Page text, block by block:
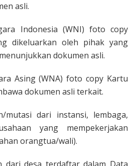
asli.
Indonesia (WNI) foto copy
dikeluarkan oleh pihak yang
dokumen asli.
Asing (WNA) foto copy Kartu
dokumen asli terkait.
mutasi dari instansi, lembaga,
yang mempekerjakan
orangtua/wali).